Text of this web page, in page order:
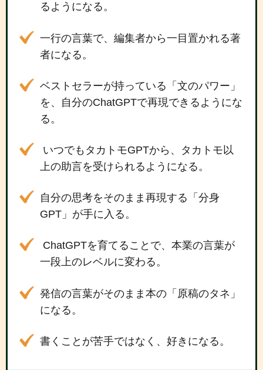
るようになる。
一行の言葉で、編集者から一目置かれる著
者になる。
ベストセラーが持っている「文のパワー」
を、自分のChatGPTで再現できるようにな
る。
いつでもタカトモGPTから、タカトモ以
上の助言を受けられるようになる。
自分の思考をそのまま再現する「分身
GPT」が手に入る。
ChatGPTを育てることで、本業の言葉が
一段上のレベルに変わる。
発信の言葉がそのまま本の「原稿のタネ」
になる。
書くことが苦手ではなく、好きになる。